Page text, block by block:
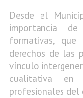
Desde el
importancia
formativas,
derechos de las
vínculo
cualitativa
profesionales del